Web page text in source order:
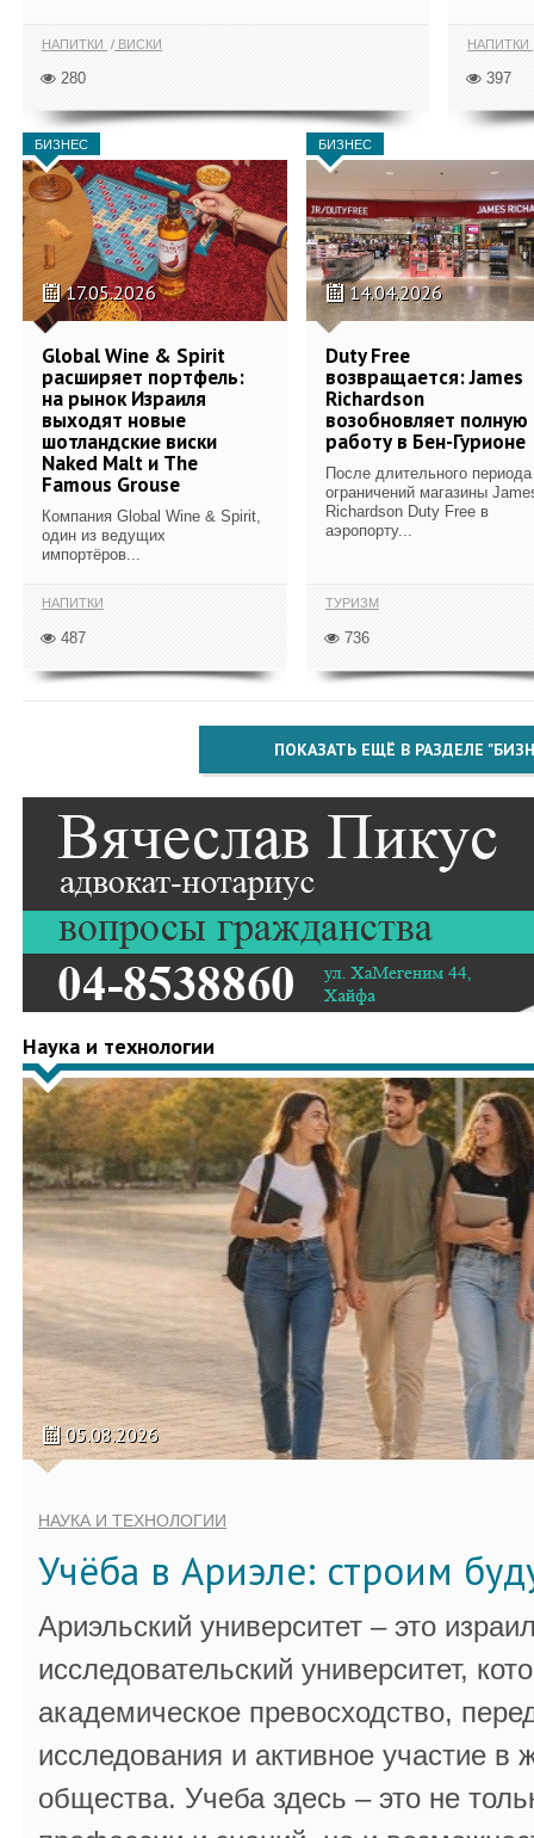
НАПИТКИ ВИСКИ
280
НАПИТКИ
397
БИЗНЕС
17.05.2026
Global Wine & Spirit
расширяет портфель:
на рынок Израиля
выходят новые
шотландские виски
Naked Malt и The
Famous Grouse
Компания Global Wine & Spirit,
один из ведущих
импортёров...
НАПИТКИ
487
БИЗНЕС
14.04.2026
Duty Free
возвращается: James
Richardson
возобновляет полную
работу в Бен-Гурионе
После длительного периода
ограничений магазины
Richardson Duty Free в
аэропорту...
ТУРИЗМ
736
ПОКАЗАТЬ ЕЩЁ В РАЗДЕЛЕ
Наука и технологии
05.08.2026
НАУКА И ТЕХНОЛОГИИ
Учёба в Ариэле: строим
Ариэльский университет – это
исследовательский университет,
академическое превосходство,
исследования и активное участие в
общества. Учеба здесь – это не